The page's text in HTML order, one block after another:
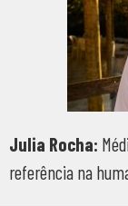
Julia Rocha:
referência na